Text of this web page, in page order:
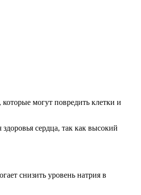
могут повредить клетки и
сердца, так как высокий
снизить уровень натрия в